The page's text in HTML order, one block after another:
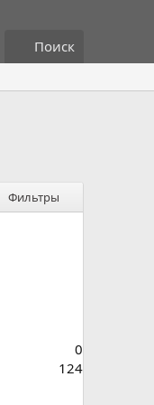
Поиск
Фильтры
0
124